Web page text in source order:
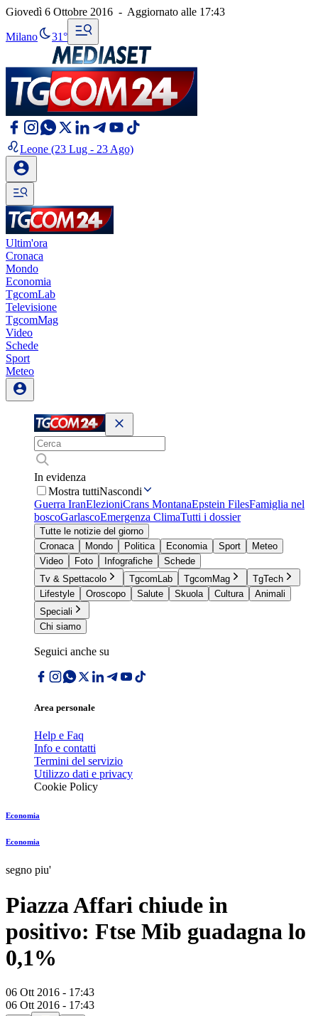
Giovedì 6 Ottobre 2016 - Aggiornato alle 17:43
Milano 31°
Leone (23 Lug - 23 Ago)
Ultim'ora
Cronaca
Mondo
Economia
TgcomLab
Televisione
TgcomMag
Video
Schede
Sport
Meteo
In evidenza
Mostra tuttiNascondi
Guerra IranElezioniCrans MontanaEpstein FilesFamiglia nel
boscoGarlascoEmergenza ClimaTutti i dossier
Tutte le notizie del giorno
Cronaca
Mondo Politica Economia Sport
Meteo
Video
Foto Infografiche
Schede
Tv & Spettacolo
TgcomLab TgcomMag
TgTech
Lifestyle
Oroscopo Salute Skuola Cultura
Animali
Speciali
Chi siamo
Seguici anche su
Area personale
Help e Faq
Info e contatti
Termini del servizio
Utilizzo dati e privacy
Cookie Policy
Economia
Economia
segno piu'
Piazza Affari chiude in
positivo: Ftse Mib guadagna lo
0,1%
06 Ott 2016 - 17:43
06 Ott 2016 - 17:43